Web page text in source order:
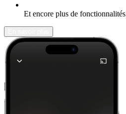
Et encore plus de fonctionnalités